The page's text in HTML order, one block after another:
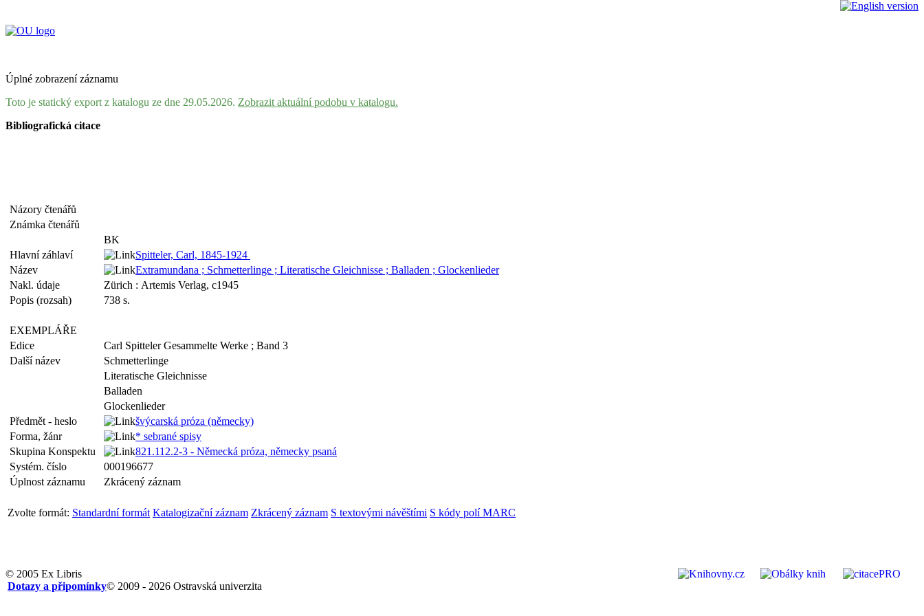
Úplné zobrazení záznamu
Toto je statický export z katalogu ze dne 29.05.2026. Zobrazit aktuální podobu v katalogu.
Bibliografická citace
Názory čtenářů
Známka čtenářů
BK
Hlavní záhlaví
Spitteler, Carl, 1845-1924
Název
Extramundana ; Schmetterlinge ; Literatische Gleichnisse ; Balladen ; Glockenlieder
Nakl. údaje
Zürich : Artemis Verlag, c1945
Popis (rozsah)
738 s.
EXEMPLÁŘE
Edice
Carl Spitteler Gesammelte Werke ; Band 3
Další název
Schmetterlinge
Literatische Gleichnisse
Balladen
Glockenlieder
Předmět - heslo
švýcarská próza (německy)
Forma, žánr
* sebrané spisy
Skupina Konspektu
821.112.2-3 - Německá próza, německy psaná
Systém. číslo
000196677
Úplnost záznamu
Zkrácený záznam
Zvolte formát: Standardní formát Katalogizační záznam Zkrácený záznam S textovými návěštími S kódy polí MARC
© 2005 Ex Libris
© 2009 - 2026 Ostravská univerzita
Dotazy a připomínky